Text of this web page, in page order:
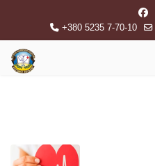
+380 5235 7-70-10